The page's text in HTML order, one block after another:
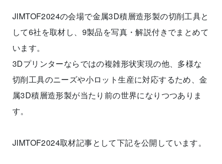
JIMTOF2024の会場で金属3D積層造形製の切削工具と
して6社を取材し、9製品を写真・解説付きでまとめて
います。
3Dプリンターならではの複雑形状実現の他、多様な
切削工具のニーズや小ロット生産に対応するため、金
属3D積層造形製が当たり前の世界になりつつありま
す。
JIMTOF2024取材記事として下記を公開しています。